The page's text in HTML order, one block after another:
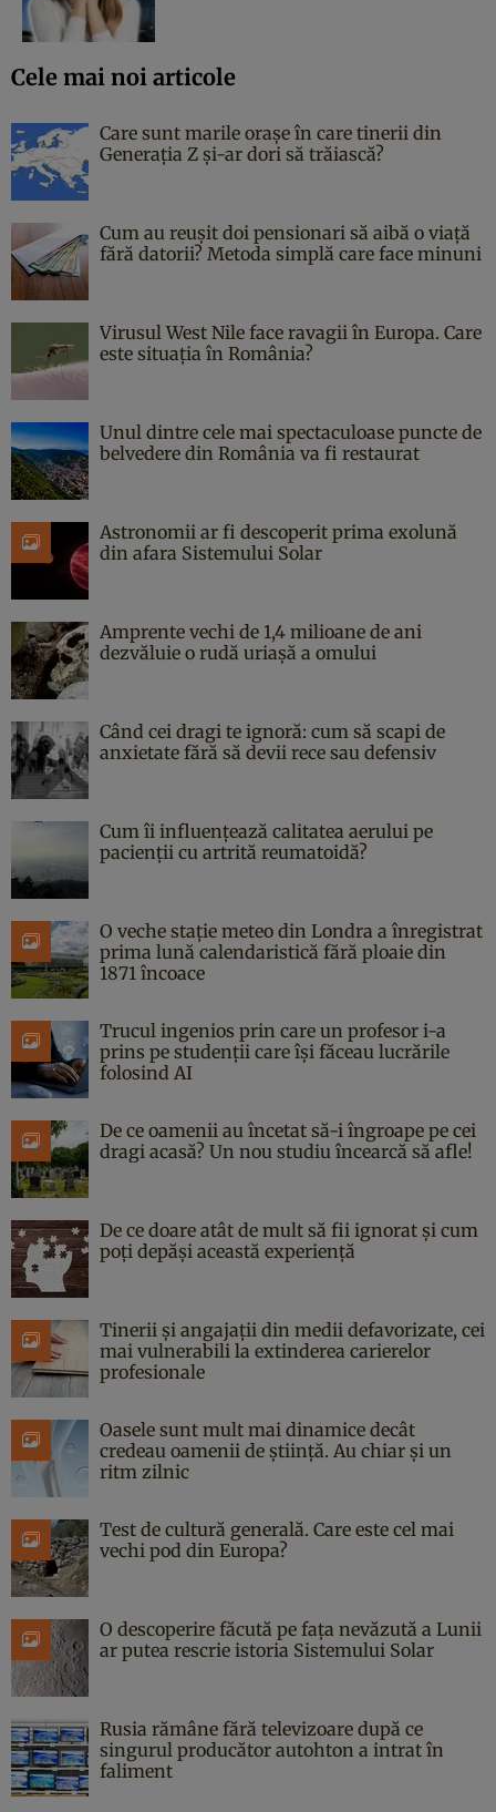
Cele mai noi articole
Care sunt marile orașe în care tinerii din
Generația Z și-ar dori să trăiască?
Cum au reușit doi pensionari să aibă o viață
fără datorii? Metoda simplă care face minuni
Virusul West Nile face ravagii în Europa. Care
este situația în România?
Unul dintre cele mai spectaculoase puncte de
belvedere din România va fi restaurat
Astronomii ar fi descoperit prima exolună
din afara Sistemului Solar
Amprente vechi de 1,4 milioane de ani
dezvăluie o rudă uriașă a omului
Când cei dragi te ignoră: cum să scapi de
anxietate fără să devii rece sau defensiv
Cum îi influențează calitatea aerului pe
pacienții cu artrită reumatoidă?
O veche stație meteo din Londra a înregistrat
prima lună calendaristică fără ploaie din
1871 încoace
Trucul ingenios prin care un profesor i-a
prins pe studenții care își făceau lucrările
folosind AI
De ce oamenii au încetat să-i îngroape pe cei
dragi acasă? Un nou studiu încearcă să afle!
De ce doare atât de mult să fii ignorat și cum
poți depăși această experiență
Tinerii și angajații din medii defavorizate, cei
mai vulnerabili la extinderea carierelor
profesionale
Oasele sunt mult mai dinamice decât
credeau oamenii de știință. Au chiar și un
ritm zilnic
Test de cultură generală. Care este cel mai
vechi pod din Europa?
O descoperire făcută pe fața nevăzută a Lunii
ar putea rescrie istoria Sistemului Solar
Rusia rămâne fără televizoare după ce
singurul producător autohton a intrat în
faliment